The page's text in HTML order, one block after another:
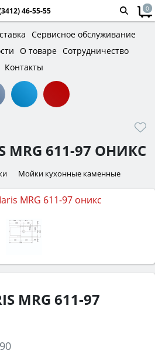
46-55-55 0
Сервисное обслуживание
О товаре Сотрудничество
Контакты
MRG 611-97 ОНИКС
Мойки кухонные каменные
MRG 611-97